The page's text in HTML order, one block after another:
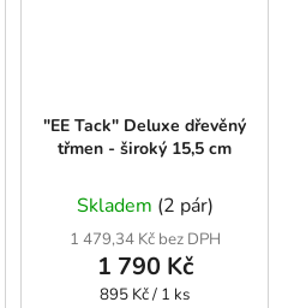
"EE Tack" Deluxe dřevěný
třmen - široký 15,5 cm
Skladem (2 pár)
1 479,34 Kč bez DPH
1 790 Kč
Měrná
895 Kč / 1 ks